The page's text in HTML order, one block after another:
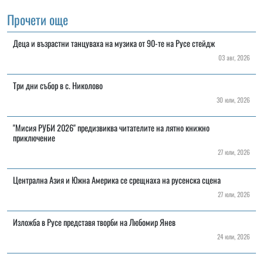
Прочети още
Деца и възрастни танцуваха на музика от 90-те на Русе стейдж
03 авг, 2026
Три дни събор в с. Николово
30 юли, 2026
"Мисия РУБИ 2026" предизвиква читателите на лятно книжно
приключение
27 юли, 2026
Централна Азия и Южна Америка се срещнаха на русенска сцена
27 юли, 2026
Изложба в Русе представя творби на Любомир Янев
24 юли, 2026